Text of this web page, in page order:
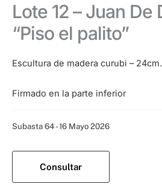
Lote 12 – Juan De Dios Mena
“Piso el palito”
Escultura de madera curubi – 24cm.
Firmado en la parte inferior
Subasta 64 - 16 Mayo 2026
Consultar